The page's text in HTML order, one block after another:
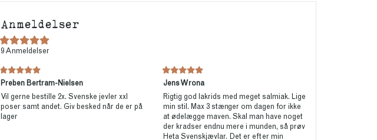
Anmeldelser
9 Anmeldelser
Preben Bertram-Nielsen
Vil gerne bestille 2x. Svenske jevler xxl
poser samt andet. Giv besked når de er på
lager
Jens Wrona
Rigtig god lakrids med meget salmiak. Lige
min stil. Max 3 stænger om dagen for ikke
at ødelægge maven. Skal man have noget
der kradser endnu mere i munden, så prøv
Heta Svenskjævlar. Det er efter min